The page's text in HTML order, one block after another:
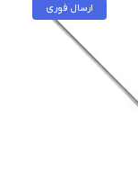
ارسال فوری